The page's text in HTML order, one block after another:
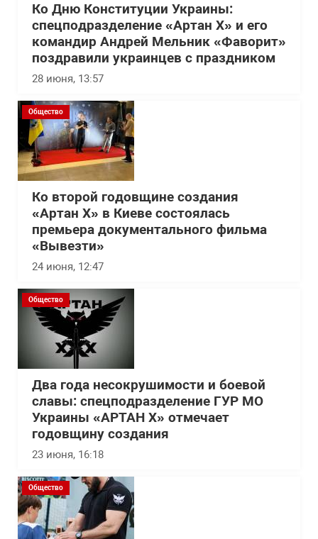
Ко Дню Конституции Украины:
спецподразделение «Артан Х» и его
командир Андрей Мельник «Фаворит»
поздравили украинцев с праздником
28 июня, 13:57
Общество
Ко второй годовщине создания
«Артан Х» в Киеве состоялась
премьера документального фильма
«Вывезти»
24 июня, 12:47
Общество
Два года несокрушимости и боевой
славы: спецподразделение ГУР МО
Украины «АРТАН Х» отмечает
годовщину создания
23 июня, 16:18
Общество